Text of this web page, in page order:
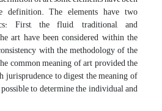
definition. The elements have two
First, the fluid, traditional, and
art have been considered within the
with the methodology of the
common meaning of art provided the
jurisprudence to digest the meaning of
to determine the individual and